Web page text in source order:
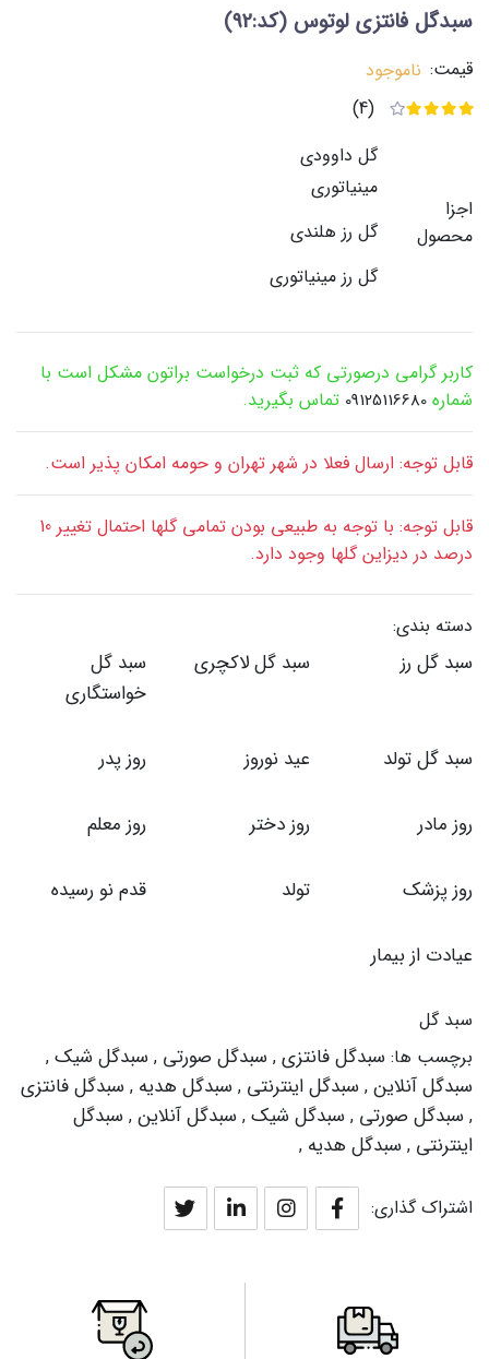
سبدگل فانتزی لوتوس (کد:92)
قیمت: ناموجود
(4)
اجزا
محصول
گل داوودی
مینیاتوری
گل رز هلندی
گل رز مینیاتوری
کاربر گرامی درصورتی که ثبت درخواست براتون مشکل است با
شماره 09125116680 تماس بگیرید.
قابل توجه: ارسال فعلا در شهر تهران و حومه امکان پذیر است.
قابل توجه: با توجه به طبیعی بودن تمامی گلها احتمال تغییر 10
درصد در دیزاین گلها وجود دارد.
دسته بندی:
سبد گل رز سبد گل لاکچری
سبد گل
خواستگاری
سبد گل تولد عید نوروز روز پدر
روز مادر روز دختر روز معلم
روز پزشک تولد قدم نو رسیده
عیادت از بیمار
سبد گل
برچسب ها: سبدگل فانتزی , سبدگل صورتی , سبدگل شیک ,
سبدگل آنلاین , سبدگل اینترنتی , سبدگل هدیه , سبدگل فانتزی
, سبدگل صورتی , سبدگل شیک , سبدگل آنلاین , سبدگل
اینترنتی , سبدگل هدیه ,
اشتراک گذاری: